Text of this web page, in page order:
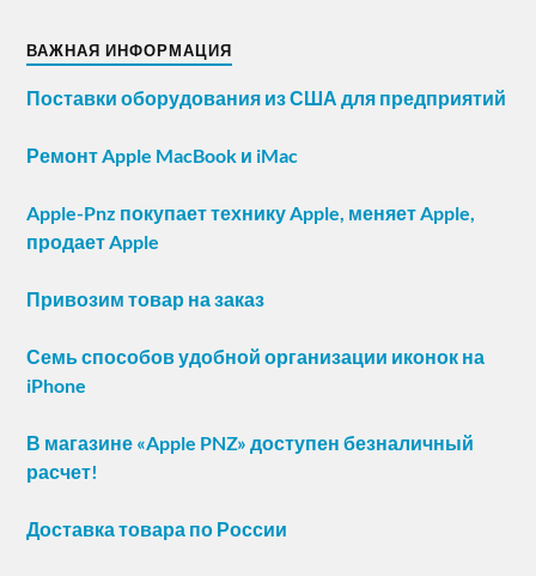
ВАЖНАЯ ИНФОРМАЦИЯ
Поставки оборудования из США для предприятий
Ремонт Apple MacBook и iMac
Apple-Pnz покупает технику Apple, меняет Apple,
продает Apple
Привозим товар на заказ
Семь способов удобной организации иконок на
iPhone
В магазине «Apple PNZ» доступен безналичный
расчет!
Доставка товара по России